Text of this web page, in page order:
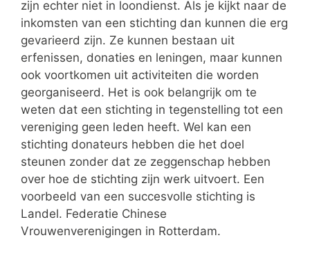
zijn echter niet in loondienst. Als je kijkt naar de
inkomsten van een stichting dan kunnen die erg
gevarieerd zijn. Ze kunnen bestaan uit
erfenissen, donaties en leningen, maar kunnen
ook voortkomen uit activiteiten die worden
georganiseerd. Het is ook belangrijk om te
weten dat een stichting in tegenstelling tot een
vereniging geen leden heeft. Wel kan een
stichting donateurs hebben die het doel
steunen zonder dat ze zeggenschap hebben
over hoe de stichting zijn werk uitvoert. Een
voorbeeld van een succesvolle stichting is
Landel. Federatie Chinese
Vrouwenverenigingen in Rotterdam.